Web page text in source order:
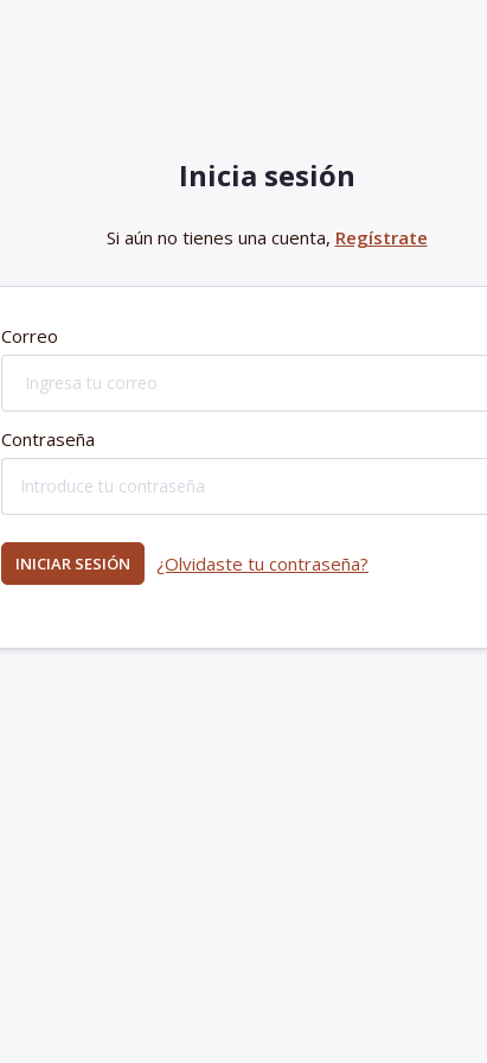
Inicia sesión
Si aún no tienes una cuenta, Regístrate
Correo
Contraseña
INICIAR SESIÓN ¿Olvidaste tu contraseña?